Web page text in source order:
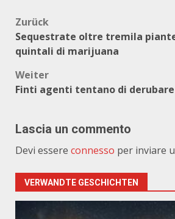
Beitragsnavigation
Zurück
Sequestrate oltre tremila
quintali di marijuana
Weiter
Finti agenti tentano di
Lascia un commento
Devi essere connesso per inviare
VERWANDTE GESCHICHTEN